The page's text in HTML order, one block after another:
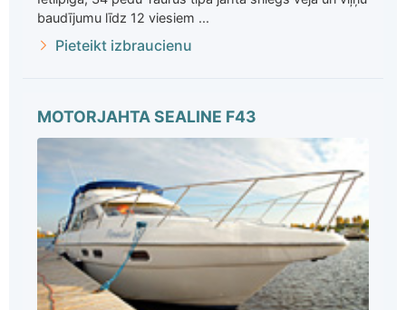
baudījumu līdz 12 viesiem ...
Pieteikt izbraucienu
MOTORJAHTA SEALINE F43